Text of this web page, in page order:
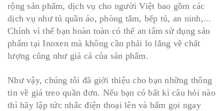
rộng sản phẩm, dịch vụ cho người Việt bao gồm các
dịch vụ như tủ quần áo, phòng tắm, bếp tủ, an ninh,...
Chính vì thế bạn hoàn toàn có thể an tâm sử dụng sản
phẩm tại Inoxen mà không cần phải lo lắng về chất
lượng cũng như giá cả của sản phẩm.
Như vậy, chúng tôi đã giới thiệu cho bạn những thông
tin về giá treo quần đơn. Nếu bạn có bất kì câu hỏi nào
thì hãy lập tức nhấc điện thoại lên và bấm gọi ngay